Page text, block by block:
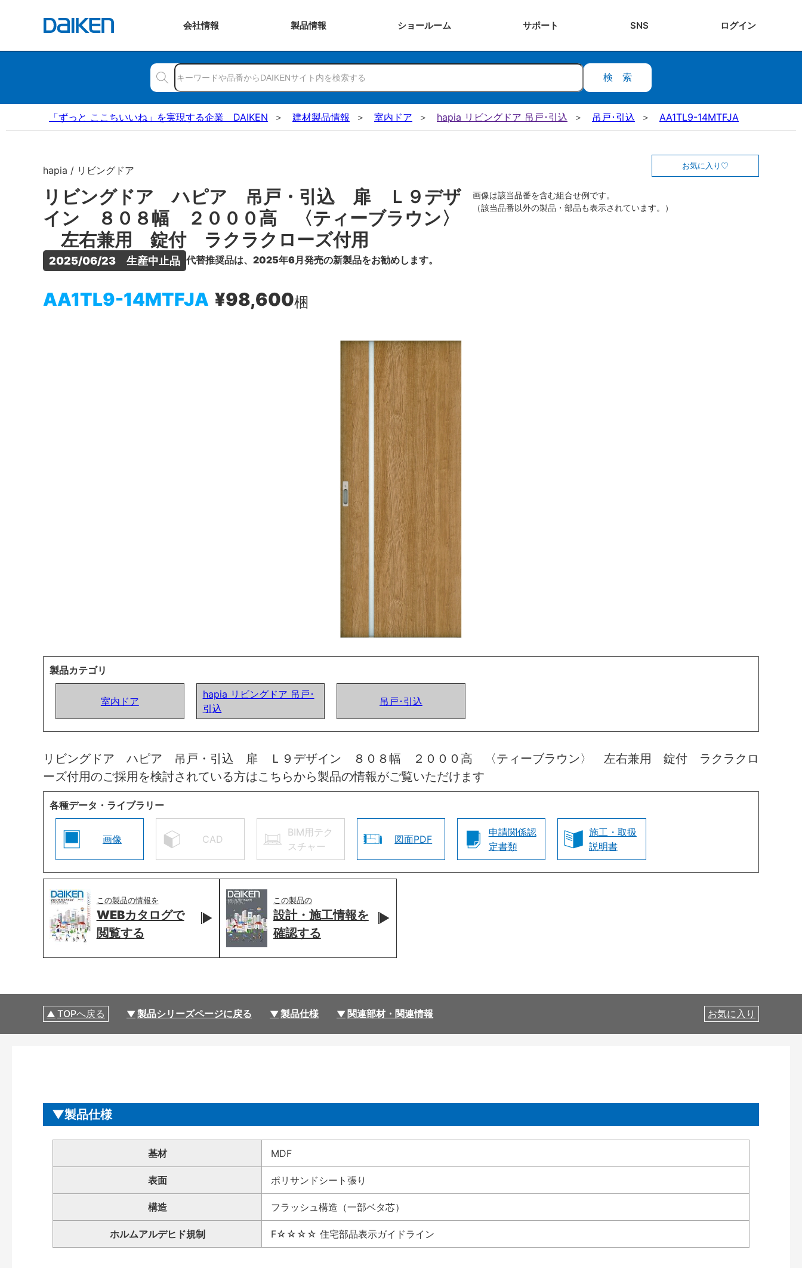
会社情報 製品情報 ショールーム サポート SNS ログイン
検索
「ずっと ここちいいね」を実現する企業 DAIKEN 建材製品情報 室内ドア hapia リビングドア 吊戸･引込 吊戸･引込 AA1TL9-14MTFJA
hapia / リビングドア
リビングドア ハピア 吊戸・引込 扉 Ｌ９デザ
イン ８０８幅 ２０００高 〈ティーブラウン〉
左右兼用 錠付 ラクラクローズ付用
2025/06/23　生産中止品 代替推奨品は、2025年6月発売の新製品をお勧めします。
AA1TL9-14MTFJA ¥98,600梱
お気に入り
画像は該当品番を含む組合せ例です。
（該当品番以外の製品・部品も表示されています。）
製品カテゴリ
室内ドア
hapia リビングドア 吊戸･
引込
吊戸･引込
リビングドア ハピア 吊戸・引込 扉 Ｌ９デザイン ８０８幅 ２０００高 〈ティーブラウン〉 左右兼用 錠付 ラクラクロ
ーズ付用のご採用を検討されている方はこちらから製品の情報がご覧いただけます
各種データ・ライブラリー
画像 CAD
BIM用テク
スチャー
図面PDF
申請関係認
定書類
施工・取扱
説明書
この製品の情報を
WEBカタログで
閲覧する
この製品の
設計・施工情報を
確認する
TOPへ戻る 製品シリーズページに戻る 製品仕様 関連部材・関連情報 お気に入り
製品仕様
基材 MDF
表面 ポリサンドシート張り
構造 フラッシュ構造（一部ベタ芯）
ホルムアルデヒド規制 F☆☆☆☆ 住宅部品表示ガイドライン